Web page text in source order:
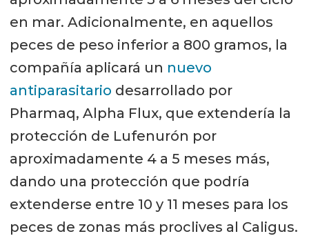
en mar. Adicionalmente, en aquellos
peces de peso inferior a 800 gramos, la
compañía aplicará un nuevo
antiparasitario desarrollado por
Pharmaq, Alpha Flux, que extendería la
protección de Lufenurón por
aproximadamente 4 a 5 meses más,
dando una protección que podría
extenderse entre 10 y 11 meses para los
peces de zonas más proclives al Caligus.